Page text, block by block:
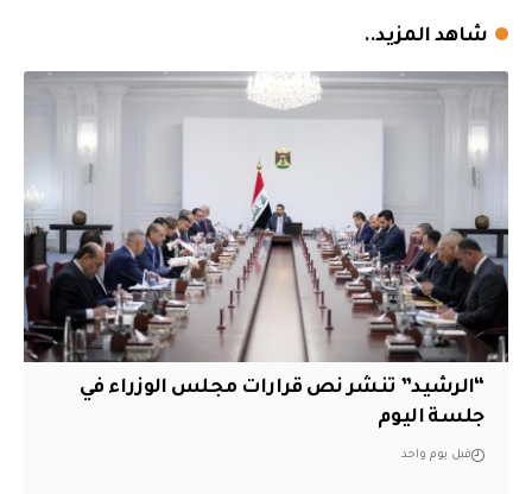
شاهد المزيد..
“الرشيد” تنشر نص قرارات مجلس الوزراء في
جلسة اليوم
قبل يوم واحد